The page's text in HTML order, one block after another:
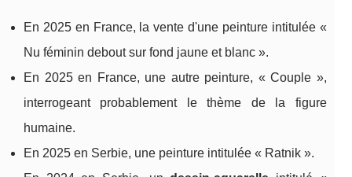
En 2025 en France, la vente d'une peinture intitulée «
Nu féminin debout sur fond jaune et blanc ».
En 2025 en France, une autre peinture, « Couple »,
interrogeant probablement le thème de la figure
humaine.
En 2025 en Serbie, une peinture intitulée « Ratnik ».